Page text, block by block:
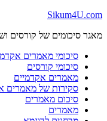
Skip
content
Sikum4U.com
מאגר סיכומים של קורסים
סיכומי מאמרים
סיכומי קורסים
מאמרים אקדמיים
סקירות של מאמרים
סיכום מאמרים
מאמרים